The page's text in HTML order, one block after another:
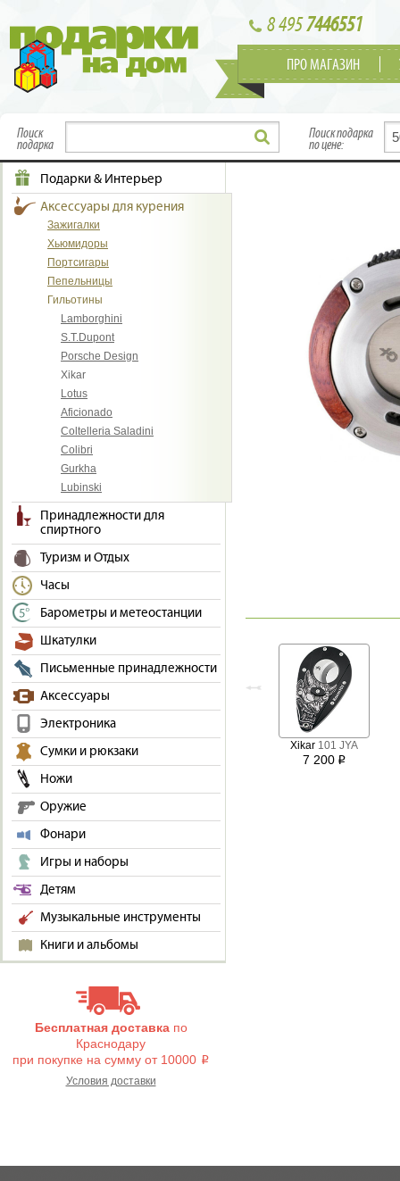
8 4957446551
ПРО МАГАЗИН
Поиск
подарка
Поиск подарка
по цене:
Подарки & Интерьер
Аксессуары для курения
Зажигалки
Хьюмидоры
Портсигары
Пепельницы
Гильотины
Lamborghini
S.T.Dupont
Porsche Design
Xikar
Lotus
Aficionado
Coltelleria Saladini
Colibri
Gurkha
Lubinski
Принадлежности для
спиртного
Туризм и Отдых
Часы
Барометры и метеостанции
Шкатулки
Письменные принадлежности
Аксессуары
Электроника
Сумки и рюкзаки
Ножи
Оружие
Фонари
Игры и наборы
Детям
Музыкальные инструменты
Книги и альбомы
Бесплатная доставкапо
Краснодару
при покупке на сумму от 10000 i
Условия доставки
Xikar 101 JYA
7 200 i